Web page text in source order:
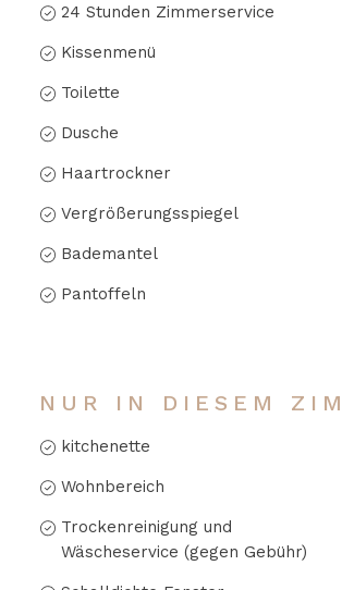
24 Stunden Zimmerservice
Kissenmenü
Toilette
Dusche
Haartrockner
Vergrößerungsspiegel
Bademantel
Pantoffeln
NUR IN DIESEM
kitchenette
Wohnbereich
Trockenreinigung und
Wäscheservice (gegen Gebühr)